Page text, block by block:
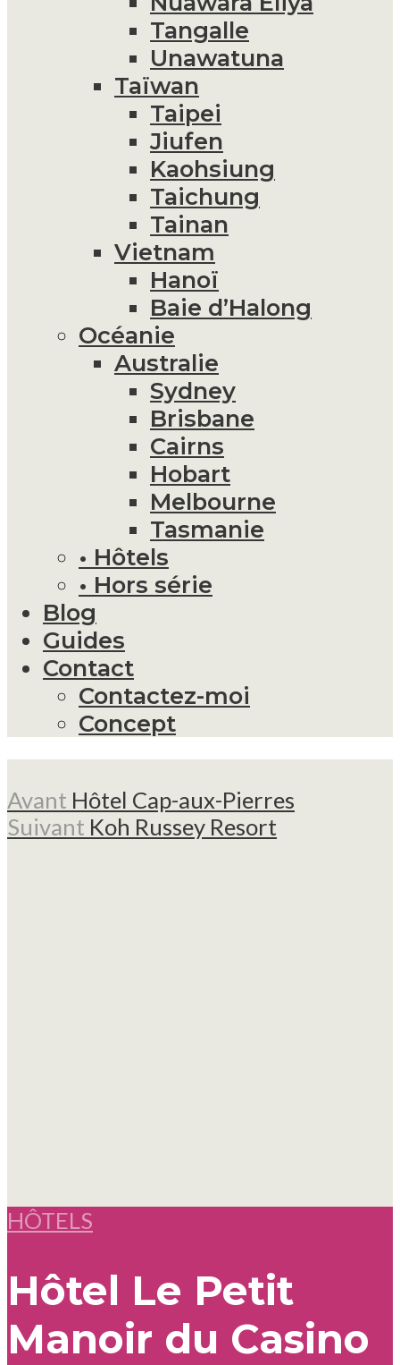
Tangalle
Unawatuna
Taïwan
Taipei
Jiufen
Kaohsiung
Taichung
Tainan
Vietnam
Hanoï
Baie d’Halong
Océanie
Australie
Sydney
Brisbane
Cairns
Hobart
Melbourne
Tasmanie
• Hôtels
• Hors série
Blog
Guides
Contact
Contactez-moi
Concept
Avant Hôtel Cap-aux-Pierres
Suivant Koh Russey Resort
HÔTELS
Hôtel Le Petit
Manoir du Casino